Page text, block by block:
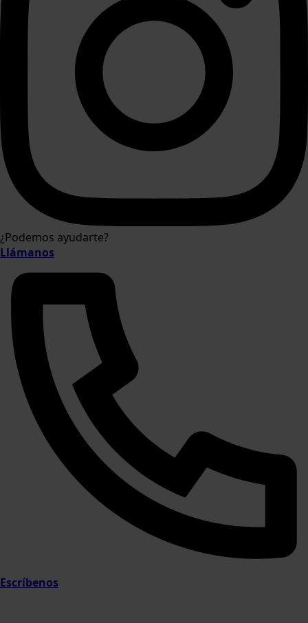
¿Podemos ayudarte?
Llámanos
Escríbenos